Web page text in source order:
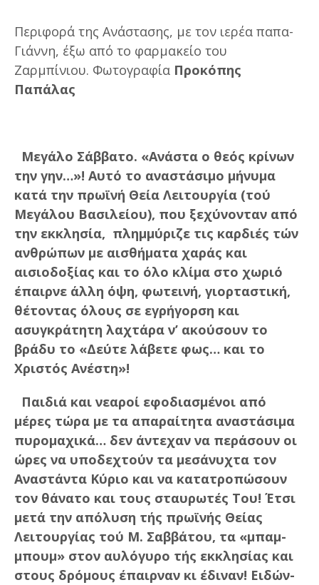
Περιφορά της Ανάστασης, με τον ιερέα παπα-
Γιάννη, έξω από το φαρμακείο του
Ζαρμπίνιου. Φωτογραφία Προκόπης
Παπάλας
Μεγάλο Σάββατο. «Ανάστα ο θεός κρίνων
την γην…»! Αυτό το αναστάσιμο μήνυμα
κατά την πρωϊνή Θεία Λειτουργία (τού
Μεγάλου Βασιλείου), που ξεχύνονταν από
την εκκλησία, πλημμύριζε τις καρδιές τών
ανθρώπων με αισθήματα χαράς και
αισιοδοξίας και το όλο κλίμα στο χωριό
έπαιρνε άλλη όψη, φωτεινή, γιορταστική,
θέτοντας όλους σε εγρήγορση και
ασυγκράτητη λαχτάρα ν’ ακούσουν το
βράδυ το «Δεύτε λάβετε φως… και το
Χριστός Ανέστη»!
Παιδιά και νεαροί εφοδιασμένοι από
μέρες τώρα με τα απαραίτητα αναστάσιμα
πυρομαχικά… δεν άντεχαν να περάσουν οι
ώρες να υποδεχτούν τα μεσάνυχτα τον
Αναστάντα Κύριο και να κατατροπώσουν
τον θάνατο και τους σταυρωτές Του! Έτσι
μετά την απόλυση τής πρωϊνής Θείας
Λειτουργίας τού Μ. Σαββάτου, τα «μπαμ-
μπουμ» στον αυλόγυρο τής εκκλησίας και
στους δρόμους έπαιρναν κι έδιναν! Ειδών-